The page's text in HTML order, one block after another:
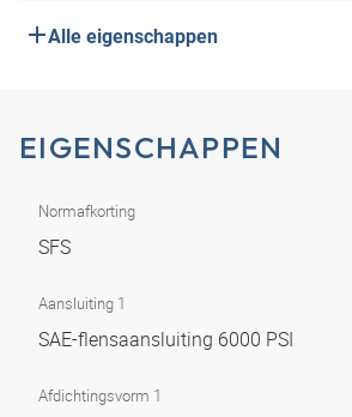
Alle eigenschappen
EIGENSCHAPPEN
Normafkorting
SFS
Aansluiting 1
SAE-flensaansluiting 6000 PSI
Afdichtingsvorm 1